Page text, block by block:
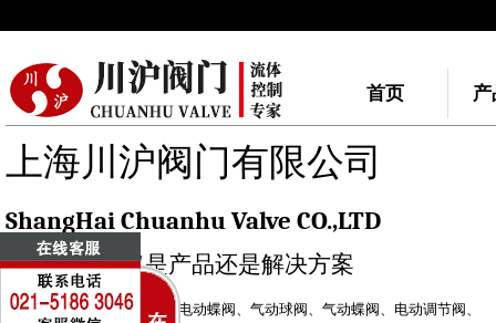
首页 产
上海川沪阀门有限公司
ShangHai Chuanhu Valve CO.,LTD
我们做的不仅是产品还是解决方案
川沪阀门品牌：电动球阀 电动蝶阀、 气动球阀、 气动蝶阀、 电动调节阀、